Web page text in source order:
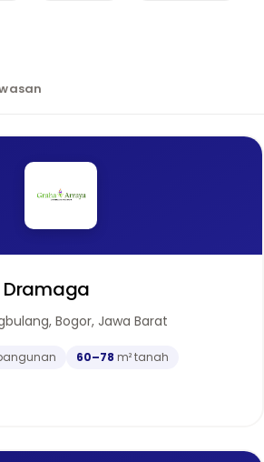
Dramaga
Bogor, Jawa Barat
60–78 m² tanah